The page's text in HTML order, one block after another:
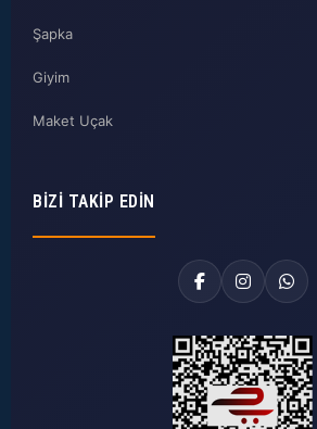
Şapka
Giyim
Maket Uçak
BIZI TAKIP EDIN